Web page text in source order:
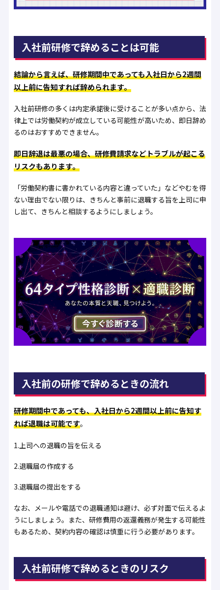
入社前研修で辞めることは可能
結論から言えば、研修期間中であっても入社日から2週間
以上前に告知すれば辞められます。
入社前研修の多くは内定承諾後に受けることが多い点から、法
律上では労働契約が成立している可能性が高いため、即日辞め
るのはおすすめできません。
即日辞退は最悪の場合、研修費請求などトラブルが起こる
リスクもあります。
「労働契約書に書かれている内容と違っていた」などやむを得
ない理由でない限りは、きちんと事前に退職する旨を上司に申
し出て、きちんと相談するようにしましょう。
入社前の研修で辞めるときの流れ
研修期間中であっても、入社日から2週間以上前に告知す
れば退職は可能です。
1.上司への退職の旨を伝える
2.退職届の作成する
3.退職届の提出をする
なお、メールや電話での退職通知は避け、必ず対面で伝えるよ
うにしましょう。また、研修費用の返還義務が発生する可能性
もあるため、契約内容の確認は慎重に行う必要があります。
入社前研修で辞めるときのリスク